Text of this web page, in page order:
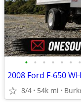
• • • • • • •
8/4 54k mi